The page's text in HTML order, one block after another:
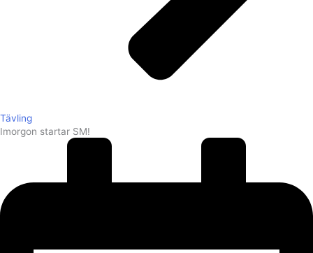
Tävling
Imorgon startar SM!